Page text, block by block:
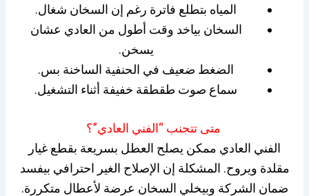
المياه بتطلع فاترة رغم إن السخان شغال.
السخان بياخد وقت أطول من العادي عشان
يسخن.
الضغط ضعيف في الحنفية الساخنة بس.
سماع صوت طقطقة خفيفة أثناء التشغيل.
متى تتجنب “الفني العادي”؟
الفني العادي ممكن يصلح العطل بسريعة بقطع غيار
مقلدة ويروح. المشكلة إن الإصلاح الغير احترافي بيفسد
ضمان الشركة وبيخلي السخان عرضة لأعطال متكررة.